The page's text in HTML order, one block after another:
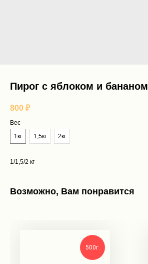
Пирог с яблоком и бананом
800 ₽
Вес
1кг
1,5кг 2кг
1/1,5/2 кг
Возможно, Вам понравится
500г.